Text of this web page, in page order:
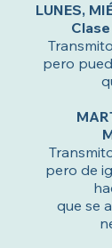
LUNES,
pero
pero de
que se